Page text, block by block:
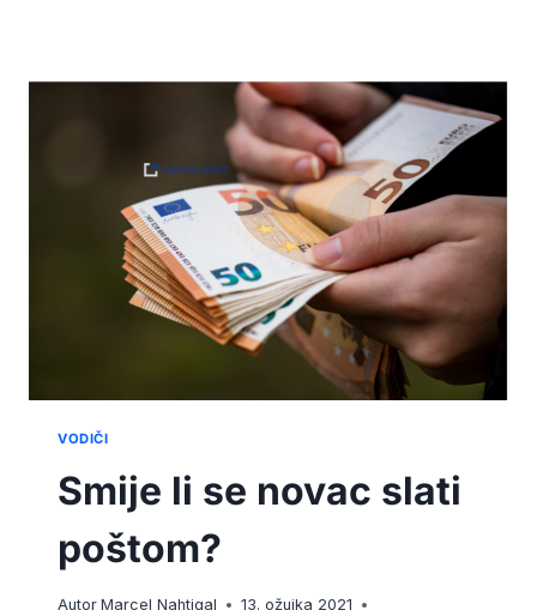
PAKETA
MOGUĆE?
VODIČI
Smije li se novac slati
poštom?
Autor Marcel Nahtigal
13. ožujka 2021